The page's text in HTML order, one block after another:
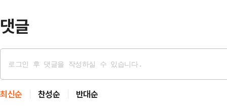
댓글
최신순 찬성순 반대순